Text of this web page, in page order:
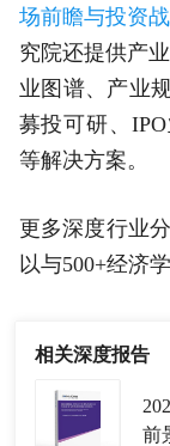
场前瞻与投资
究院还提供产
业图谱、产业
募投可研、
等解决方案。
更多深度行业
以与500+经济
相关深度报告
前